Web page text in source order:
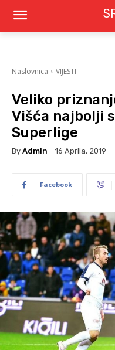
Naslovnica VIJESTI
Veliko
Višća najbolji
Superlige
By Admin 16 Aprila, 2019
Facebook